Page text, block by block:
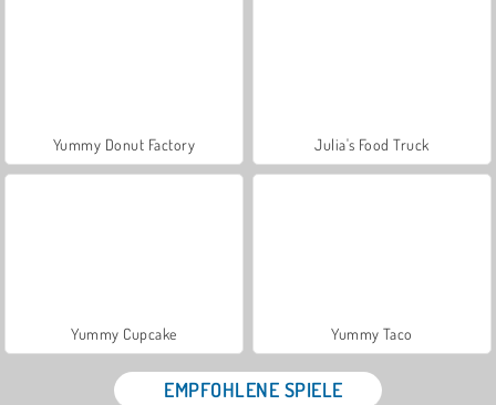
Yummy Donut Factory Julia's Food Truck
Yummy Cupcake Yummy Taco
EMPFOHLENE SPIELE